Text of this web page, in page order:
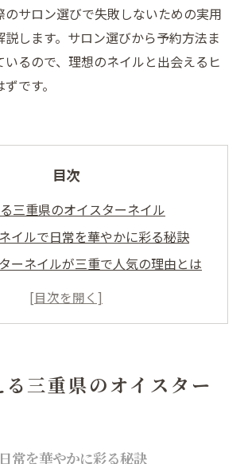
のサロン選びで失敗しないための実用
します。サロン選びから予約方法ま
るので、理想のネイルと出会えるヒ
です。
目次
三重県のオイスターネイル
イルで日常を華やかに彩る秘訣
ーネイルが三重で人気の理由とは
で感じる三重県ならではの季節感
失敗しない三重県のヒント
いやすさを両立したネイル探し
る三重県のオイスター
常を華やかに彩る秘訣